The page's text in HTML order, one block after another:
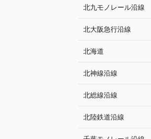
北九モノレール沿線
北大阪急行沿線
北海道
北神線沿線
北総線沿線
北陸鉄道沿線